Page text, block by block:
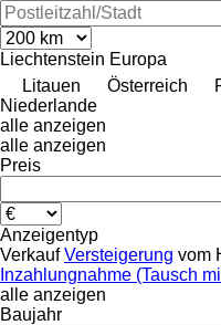
Liechtenstein Europa
Litauen
Österreich
Niederlande
alle anzeigen
alle anzeigen
Preis
Anzeigentyp
Verkauf Versteigerung vom
Inzahlungnahme (Tausch
alle anzeigen
Baujahr